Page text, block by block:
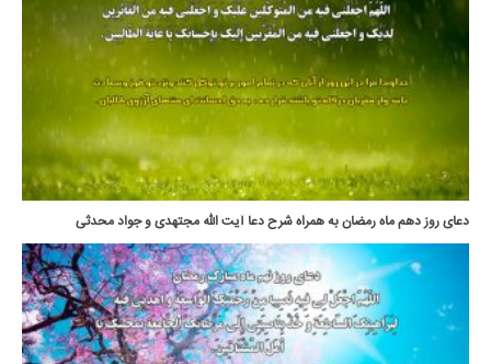
دعای روز دهم ماه رمضان به همراه شرح دعا آیت الله مجتهدی و جواد محدثی